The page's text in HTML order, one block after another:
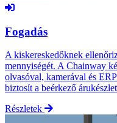
Fogadás
A kiskereskedőknek
mennyiségét. A Chainway
olvasóval, kamerával és
biztosít a beérkező
Részletek